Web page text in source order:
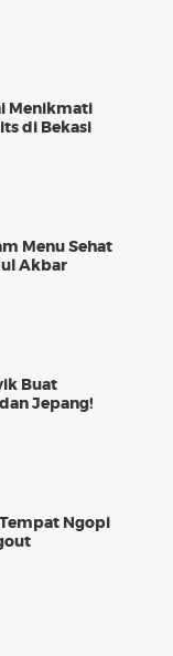
Menikmati
di Bekasi
Menu Sehat
Akbar
Buat
Jepang!
Ngopi